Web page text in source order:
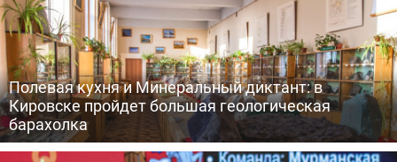
Полевая кухня и Минеральный диктант: в
Кировске пройдет большая геологическая
барахолка